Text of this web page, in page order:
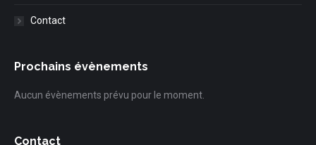
Contact
Prochains évènements
Aucun évènements prévu pour le moment.
Contact